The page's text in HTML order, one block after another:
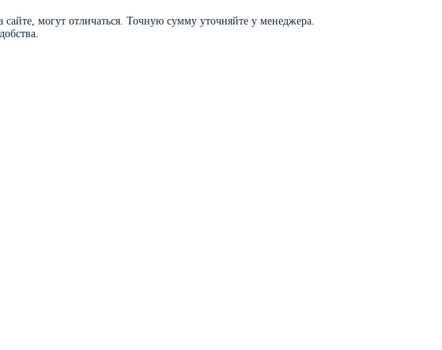
могут отличаться. Точную сумму уточняйте у менеджера.